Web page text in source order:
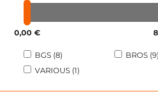
0,00 €
BGS (8) BROS (9)
VARIOUS (1)